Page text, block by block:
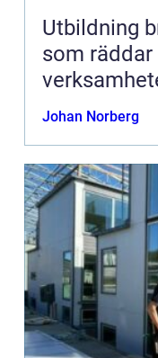
Utbildning
som
Johan Norberg